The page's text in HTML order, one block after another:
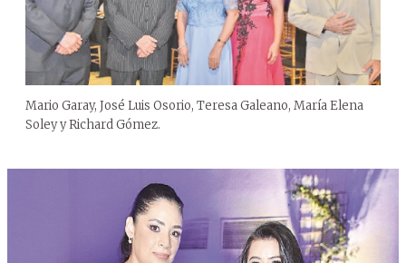
Mario Garay, José Luis Osorio, Teresa Galeano, María Elena
Soley y Richard Gómez.